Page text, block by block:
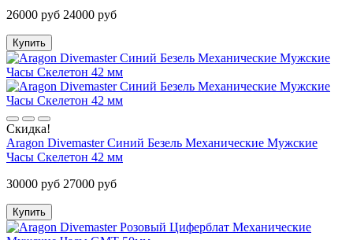
26000 руб 24000 руб
Купить
Скидка!
Aragon Divemaster Синий Безель Механические Мужские
Часы Скелетон 42 мм
30000 руб 27000 руб
Купить